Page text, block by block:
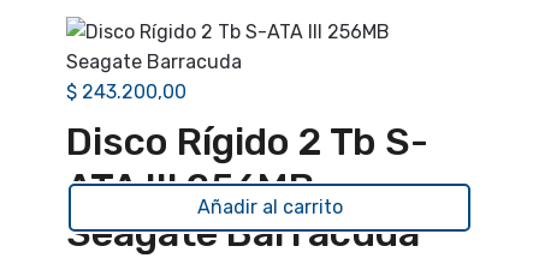
$ 243.200,00
Disco Rígido 2 Tb S-
ATA III 256MB
Seagate Barracuda
Añadir al carrito